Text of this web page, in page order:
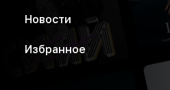
Новости
Избранное